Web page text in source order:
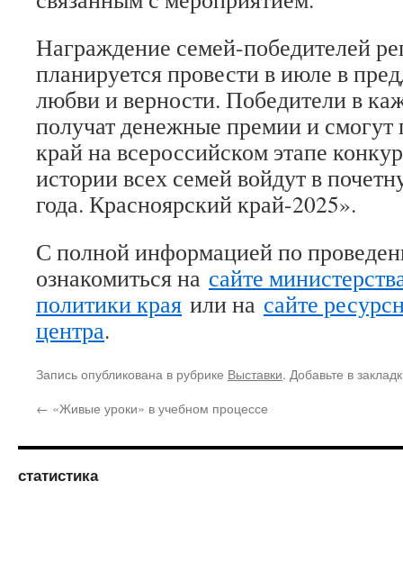
Награждение семей-победителей
планируется провести в июле в
любви и верности. Победители в
получат денежные премии и смогут
край на всероссийском этапе
истории всех семей войдут в
года. Красноярский край-2025».
С полной информацией по
ознакомиться на сайте
политики края или на сайте
центра.
Запись опубликована в рубрике Выставки. Добавьте в
← «Живые уроки» в учебном процессе
статистика